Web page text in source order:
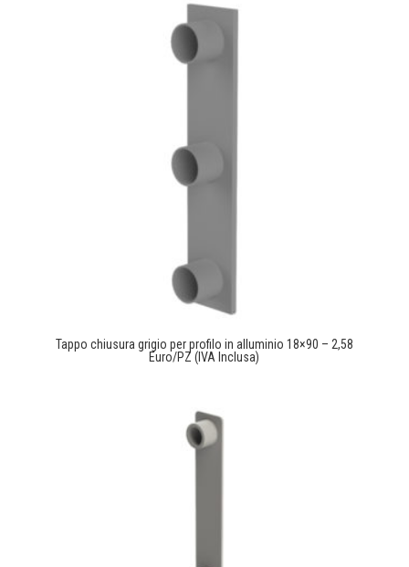
Tappo chiusura grigio per profilo in alluminio 18×90 – 2,58
Euro/PZ (IVA Inclusa)